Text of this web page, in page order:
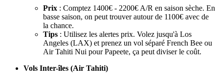
Prix : Comptez 1400€ - 2200€ A/R en saison sèche. En
basse saison, on peut trouver autour de 1100€ avec de
la chance.
Tips : Utilisez les alertes prix. Volez jusqu'à Los
Angeles (LAX) et prenez un vol séparé French Bee ou
Air Tahiti Nui pour Papeete, ça peut diviser le coût.
Vols Inter-îles (Air Tahiti)